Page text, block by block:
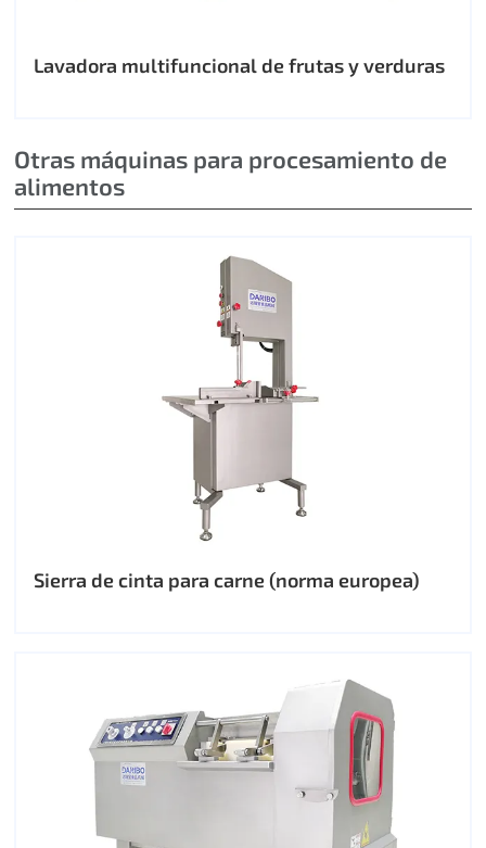
Lavadora multifuncional de frutas y verduras
Otras máquinas para procesamiento de
alimentos
Sierra de cinta para carne (norma europea)